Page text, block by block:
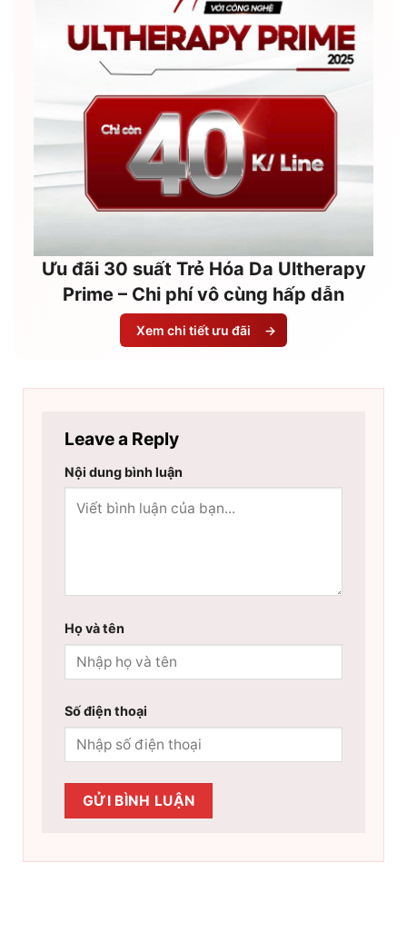
Ưu đãi 30 suất Trẻ Hóa Da Ultherapy
Prime – Chi phí vô cùng hấp dẫn
Xem chi tiết ưu đãi →
Leave a Reply
Nội dung bình luận
Họ và tên
Số điện thoại